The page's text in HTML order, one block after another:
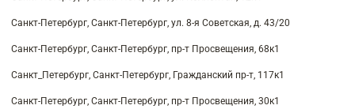
Санкт-Петербург, Санкт-Петербург, ул. 8-я Советская, д. 43/20
Санкт-Петербург, Санкт-Петербург, пр-т Просвещения, 68к1
Санкт_Петербург, Санкт-Петербург, Гражданский пр-т, 117к1
Санкт-Петербург, Санкт-Петербург, пр-т Просвещения, 30к1